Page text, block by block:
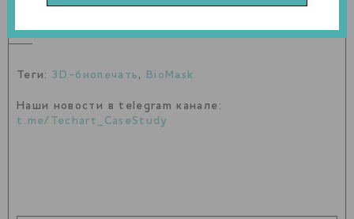
Теги:3D-биопечать , BioMask
Наши новости в telegram канале:
t.me/Techart_CaseStudy